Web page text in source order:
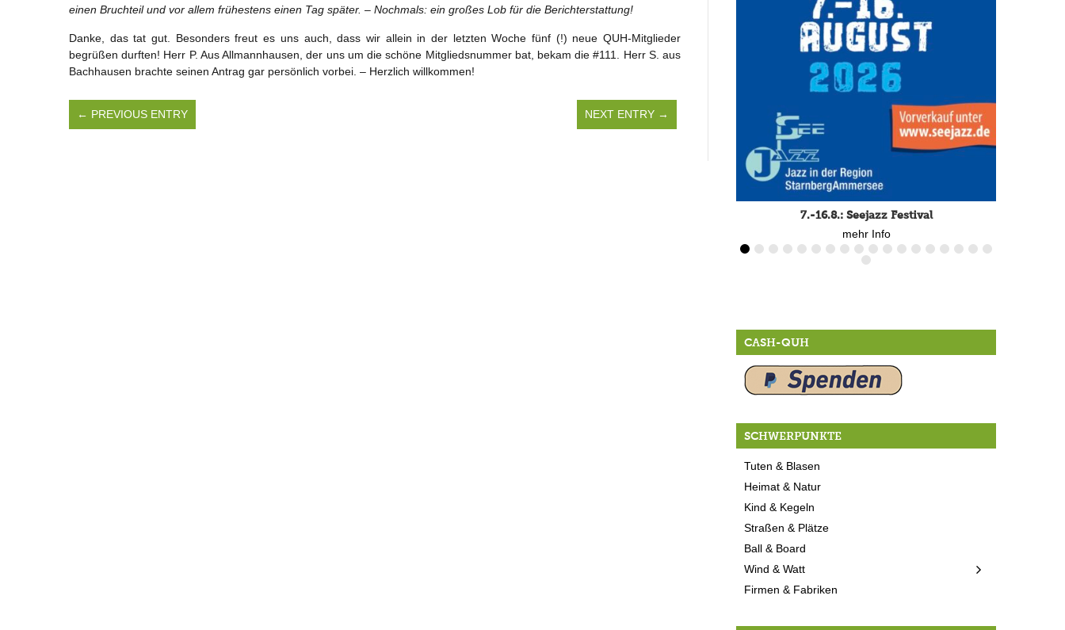
einen Bruchteil und vor allem frühestens einen Tag später. – Nochmals: ein großes Lob für die Berichterstattung!
Danke, das tat gut. Besonders freut es uns auch, dass wir allein in der letzten Woche fünf (!) neue QUH-Mitglieder
begrüßen durften! Herr P. Aus Allmannhausen, der uns um die schöne Mitgliedsnummer bat, bekam die #111. Herr S. aus
Bachhausen brachte seinen Antrag gar persönlich vorbei. – Herzlich willkommen!
← PREVIOUS ENTRY NEXT ENTRY →
7.-16.8.: Seejazz Festival
mehr Info
CASH-QUH
SCHWERPUNKTE
Tuten & Blasen
Heimat & Natur
Kind & Kegeln
Straßen & Plätze
Ball & Board
Wind & Watt
Firmen & Fabriken